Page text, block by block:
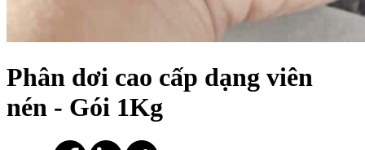
Phân dơi cao cấp dạng viên
nén - Gói 1Kg